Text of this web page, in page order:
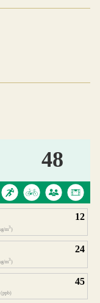
，完整即時空